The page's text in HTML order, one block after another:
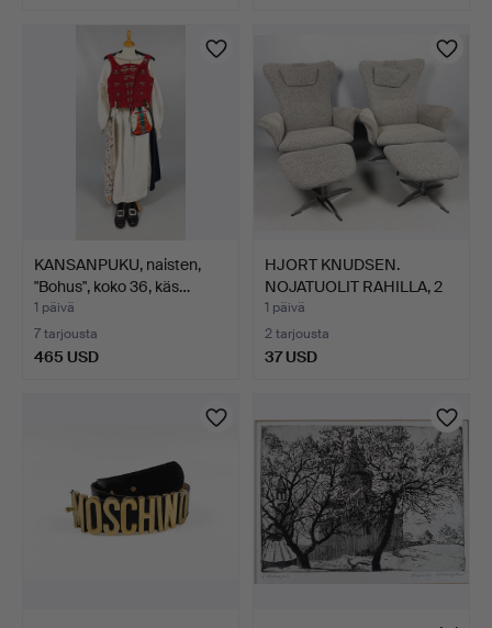
KANSANPUKU, naisten,
"Bohus", koko 36, käs…
1 päivä
7 tarjousta
465 USD
HJORT KNUDSEN.
NOJATUOLIT RAHILLA, 2
kpl, …
1 päivä
2 tarjousta
37 USD